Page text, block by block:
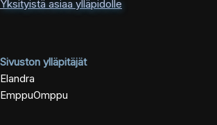
Yksityistä asiaa ylläpidolle
Sivuston ylläpitäjät
Elandra
EmppuOmppu